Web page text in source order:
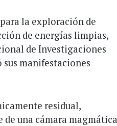
la exploración de
de energías limpias,
de Investigaciones
sus manifestaciones
residual,
una cámara magmática